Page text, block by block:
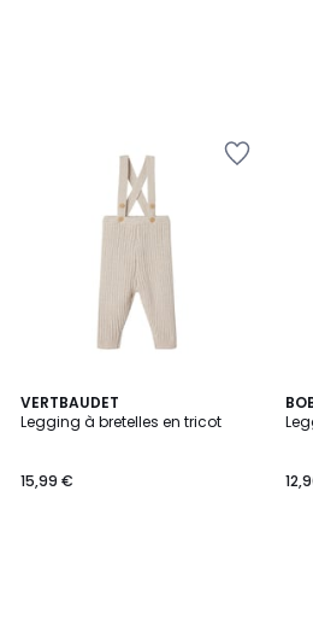
VERTBAUDET
Legging à bretelles en tricot
15,99 €